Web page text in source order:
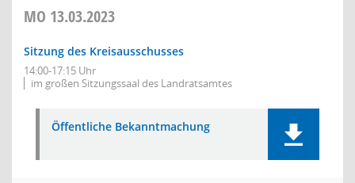
MO 13.03.2023
Sitzung des Kreisausschusses
14:00-17:15 Uhr
im großen Sitzungssaal des Landratsamtes
Öffentliche Bekanntmachung